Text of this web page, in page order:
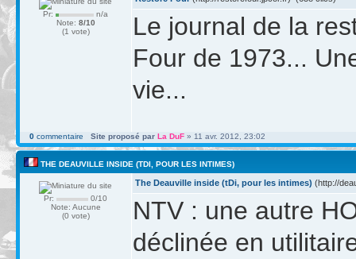
Pr:
n/a
Note: 8/10
(1 vote)
Le journal de la
Four de 1973...
vie...
0 commentaire Site proposé par La DuF » 11 avr. 2012, 23:02
THE DEAUVILLE INSIDE (TDI, POUR LES INTIMES)
Pr:
0/10
Note: Aucune
(0 vote)
The Deauville inside (tDi, pour les intimes) (http://
NTV : une autre
déclinée en